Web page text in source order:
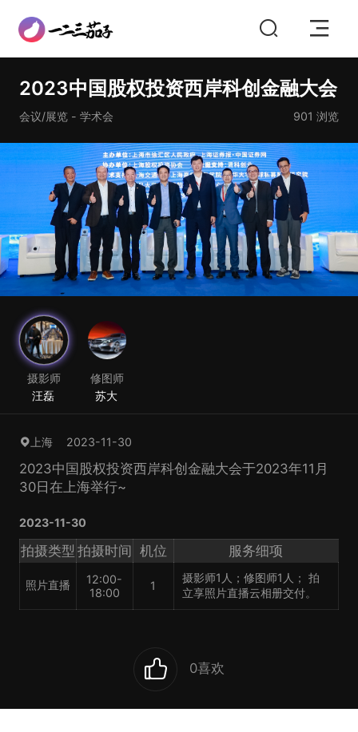
2023中国股权投资西岸科创金融大会
会议/展览 - 学术会 901 浏览
摄影师
汪磊
修图师
苏大
上海 2023-11-30
2023中国股权投资西岸科创金融大会于2023年11月
30日在上海举行~
2023-11-30
拍摄类型 拍摄时间 机位 服务细项
照片直播
12:00-
18:00
1
摄影师1人；修图师1人； 拍
立享照片直播云相册交付。
0喜欢